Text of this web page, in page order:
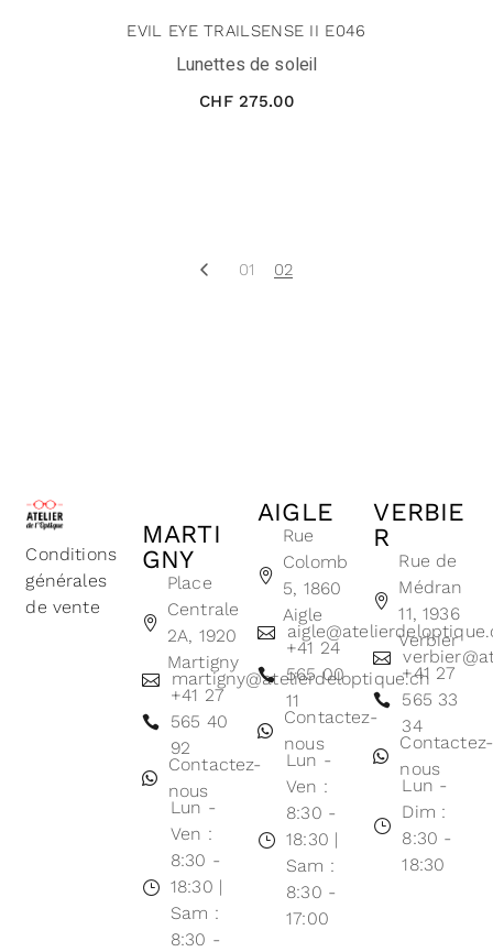
EVIL EYE TRAILSENSE II E046
Lunettes de soleil
CHF275.00
01 02
Conditions
générales
de vente
MARTI
GNY
Place
Centrale
2A, 1920
Martigny
martigny@atelierdeloptique.ch
+41 27
565 40
92
Contactez-
nous
Lun -
Ven :
8:30 -
18:30 |
Sam :
8:30 -
AIGLE
Rue
Colomb
5, 1860
Aigle
+41 24
565 00
11
Contactez-
nous
Lun -
Ven :
8:30 -
18:30 |
Sam :
8:30 -
17:00
VERBIE
R
Rue de
Médran
11, 1936
Verbier
+41 27
565 33
34
Contactez-
nous
Lun -
Dim :
8:30 -
18:30